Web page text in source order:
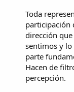
Toda
participación
dirección
sentimos y lo
parte
Hacen de
percepción.